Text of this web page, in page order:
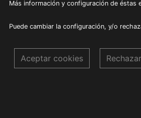
Más información y configuración de éstas
Puede cambiar la configuración, y/o
Aceptar cookies